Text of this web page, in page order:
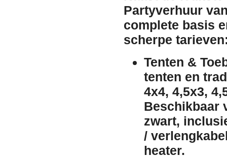
Partyverhuur
complete basis
scherpe
Tenten &
tenten en
4x4, 4,5x3,
Beschikbaar
zwart,
/
heater.